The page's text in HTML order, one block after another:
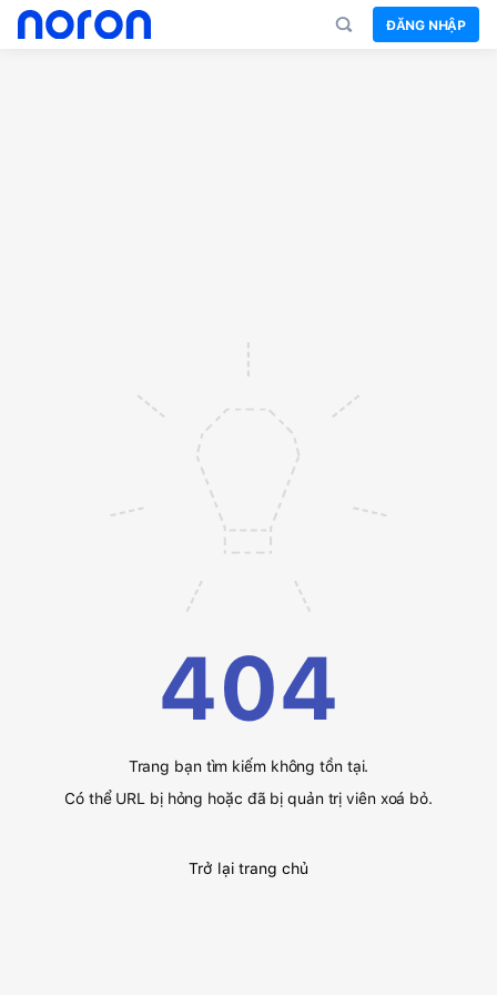
ĐĂNG NHẬP
404
Trang bạn tìm kiếm không tồn tại.
Có thể URL bị hỏng hoặc đã bị quản trị viên xoá bỏ.
Trở lại trang chủ